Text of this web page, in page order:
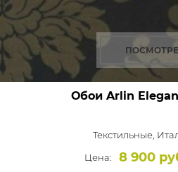
Обои Arlin
Текстильные,
Цена:
8 900